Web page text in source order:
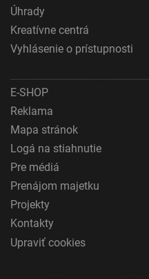
Úhrady
Kreatívne centrá
Vyhlásenie o prístupnosti
E-SHOP
Reklama
Mapa stránok
Logá na stiahnutie
Pre médiá
Prenájom majetku
Projekty
Kontakty
Upraviť cookies